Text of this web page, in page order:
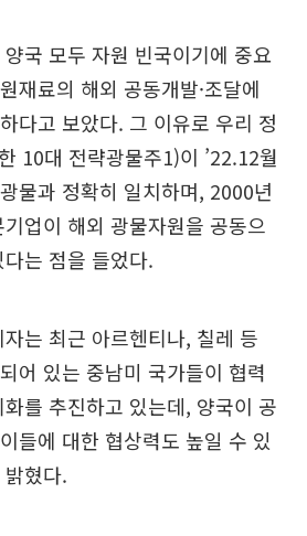
국 모두 자원 빈국이기에 중요
재료의 해외 공동개발·조달에
다고 보았다. 그 이유로 우리 정
10대 전략광물주1)이 ’22.12월
물과 정확히 일치하며, 2000년
업이 해외 광물자원을 공동으
는 점을 들었다.
는 최근 아르헨티나, 칠레 등
어 있는 중남미 국가들이 협력
를 추진하고 있는데, 양국이 공
들에 대한 협상력도 높일 수 있
혔다.